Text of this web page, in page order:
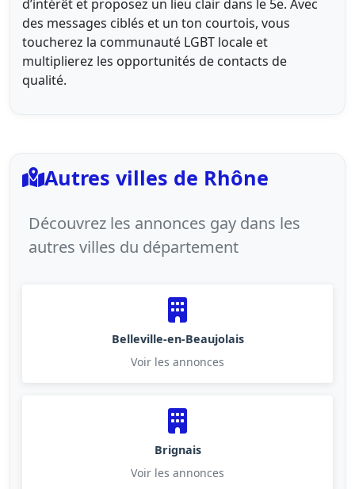
d’intérêt et proposez un lieu clair dans le 5e. Avec
des messages ciblés et un ton courtois, vous
toucherez la communauté LGBT locale et
multiplierez les opportunités de contacts de
qualité.
Autres villes de Rhône
Découvrez les annonces gay dans les
autres villes du département
Belleville-en-Beaujolais
Voir les annonces
Brignais
Voir les annonces